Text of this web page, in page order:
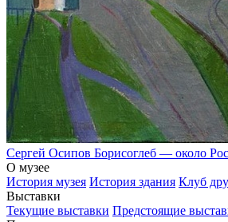
Сергей Осипов Борисоглеб — около
О музее
История музея История здания Клуб
Выставки
Текущие выставки Предстоящие